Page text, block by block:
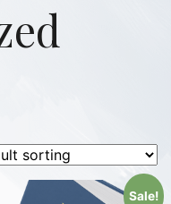
Sale!